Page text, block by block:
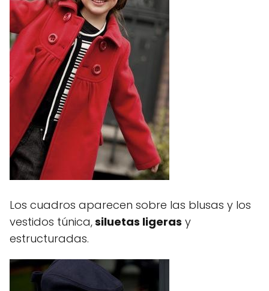
Los cuadros aparecen sobre las blusas y los
vestidos túnica,siluetas ligeras y
estructuradas.